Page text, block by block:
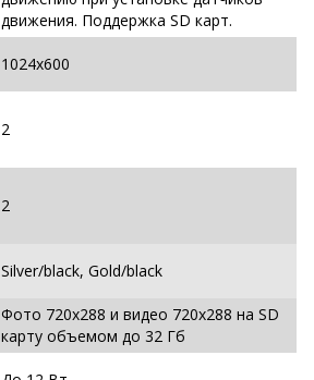
движения. Поддержка SD карт.
1024x600
2
2
Silver/black, Gold/black
Фото 720х288 и видео 720х288 на SD
карту объемом до 32 Гб